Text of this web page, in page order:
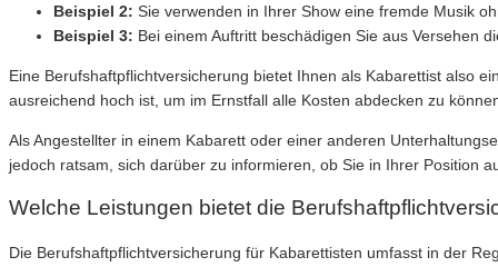
Beispiel 2: Sie verwenden in Ihrer Show eine fremde Musik
Beispiel 3: Bei einem Auftritt beschädigen Sie aus Versehen
Eine Berufshaftpflichtversicherung bietet Ihnen als Kabarettist also
ausreichend hoch ist, um im Ernstfall alle Kosten abdecken zu
Als Angestellter in einem Kabarett oder einer anderen
jedoch ratsam, sich darüber zu informieren, ob Sie in Ihrer Position
Welche Leistungen bietet die
Die Berufshaftpflichtversicherung für Kabarettisten umfasst in der